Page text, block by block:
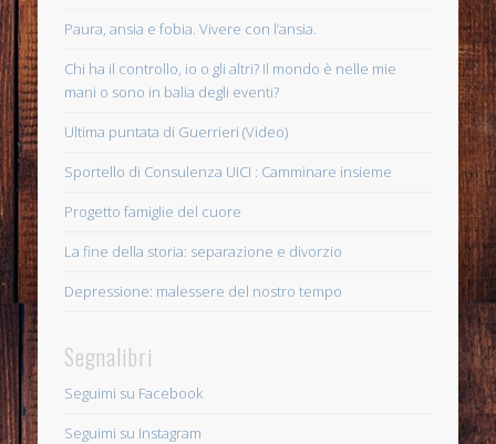
Paura, ansia e fobia. Vivere con l’ansia.
Chi ha il controllo, io o gli altri? Il mondo è nelle mie
mani o sono in balia degli eventi?
Ultima puntata di Guerrieri (Video)
Sportello di Consulenza UICI : Camminare insieme
Progetto famiglie del cuore
La fine della storia: separazione e divorzio
Depressione: malessere del nostro tempo
Segnalibri
Seguimi su Facebook
Seguimi su Instagram